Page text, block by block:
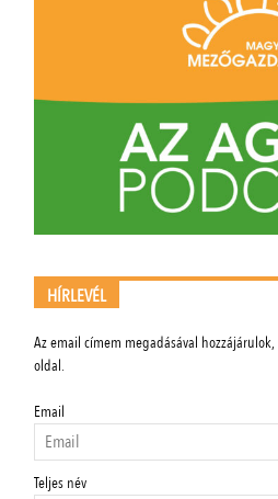
HÍRLEVÉL
Az email címem megadásával
oldal.
Email
Teljes név